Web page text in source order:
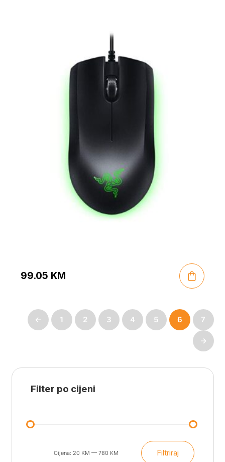
99.05 KM
← 1 2 3 4 5 6 7
→
Filter po cijeni
Min
Maks
Filtriraj
Cijena: 20 KM — 780 KM